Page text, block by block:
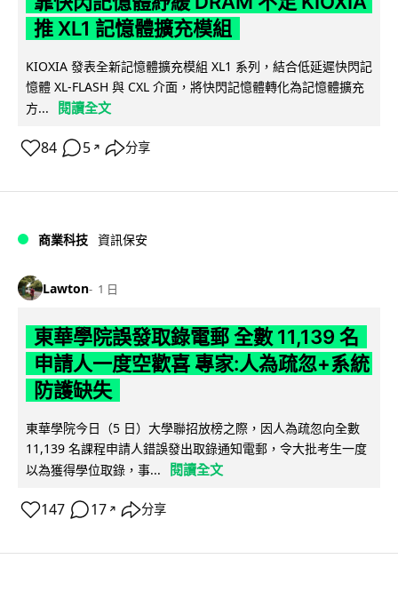
推 XL1 記憶體擴充模組
KIOXIA 發表全新記憶體擴充模組 XL1 系列，結合低延遲快閃記
憶體 XL-FLASH 與 CXL 介面，將快閃記憶體轉化為記憶體擴充
方...
閱讀全文
84 5 ↗ 分享
商業科技 資訊保安
Lawton 1 日
東華學院誤發取錄電郵 全數 11,139 名
申請人一度空歡喜 專家:人為疏忽+系統
防護缺失
東華學院今日（5 日）大學聯招放榜之際，因人為疏忽向全數
11,139 名課程申請人錯誤發出取錄通知電郵，令大批考生一度
以為獲得學位取錄，事...
閱讀全文
147 17 ↗ 分享